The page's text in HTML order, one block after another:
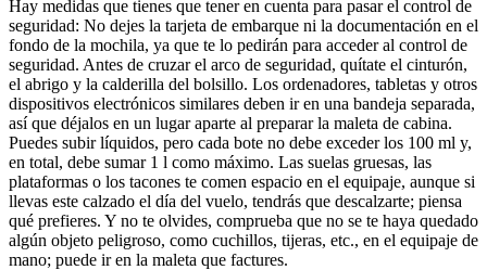
Hay medidas que tienes que tener en cuenta para pasar el control de
seguridad: No dejes la tarjeta de embarque ni la documentación en el
fondo de la mochila, ya que te lo pedirán para acceder al control de
seguridad. Antes de cruzar el arco de seguridad, quítate el cinturón,
el abrigo y la calderilla del bolsillo. Los ordenadores, tabletas y otros
dispositivos electrónicos similares deben ir en una bandeja separada,
así que déjalos en un lugar aparte al preparar la maleta de cabina.
Puedes subir líquidos, pero cada bote no debe exceder los 100 ml y,
en total, debe sumar 1 l como máximo. Las suelas gruesas, las
plataformas o los tacones te comen espacio en el equipaje, aunque si
llevas este calzado el día del vuelo, tendrás que descalzarte; piensa
qué prefieres. Y no te olvides, comprueba que no se te haya quedado
algún objeto peligroso, como cuchillos, tijeras, etc., en el equipaje de
mano; puede ir en la maleta que factures.